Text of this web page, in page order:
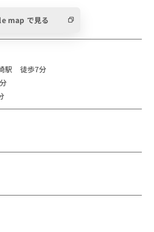
。
ナ川崎プラザが代表するショッ
崎、川崎アゼリア、川崎モア
崎ルフロン、川崎ダイス、
問わずお買い物をお楽しみい
をするのであれば川崎駅の商
トップクラス。飲食店は、天龍
ラーメン天下一品 川崎店、
川崎にしかないお店が沢山あ
らの切替で経費削減が出来る
や出張にもご利用しやすいエ
map で見る
駅 徒歩7分